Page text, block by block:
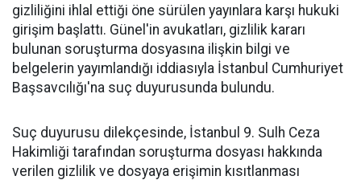
gizliliğini ihlal ettiği öne sürülen yayınlara karşı hukuki
girişim başlattı. Günel'in avukatları, gizlilik kararı
bulunan soruşturma dosyasına ilişkin bilgi ve
belgelerin yayımlandığı iddiasıyla İstanbul Cumhuriyet
Başsavcılığı'na suç duyurusunda bulundu.
Suç duyurusu dilekçesinde, İstanbul 9. Sulh Ceza
Hakimliği tarafından soruşturma dosyası hakkında
verilen gizlilik ve dosyaya erişimin kısıtlanması